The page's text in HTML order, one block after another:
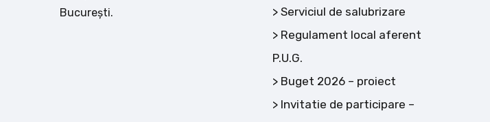
București.
Serviciul de salubrizare
Regulament local aferent
P.U.G.
Buget 2026 – proiect
Invitatie de participare –